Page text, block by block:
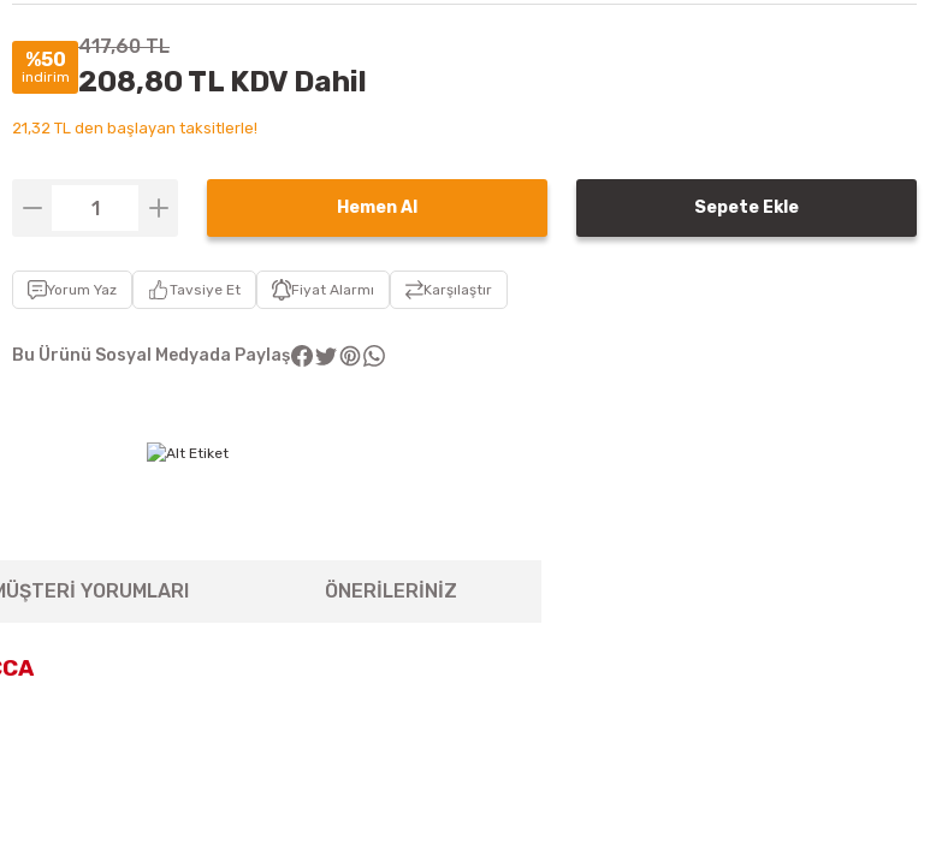
%50
indirim
417,60 TL
208,80 TL KDV Dahil
21,32 TL den başlayan taksitlerle!
Hemen Al Sepete Ekle
Yorum Yaz Tavsiye Et Fiyat Alarmı Karşılaştır
Bu Ürünü Sosyal Medyada Paylaş
YORUMLARI ÖNERİLERİNİZ